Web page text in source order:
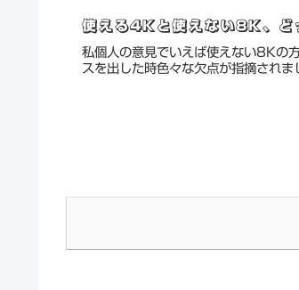
使える4Kと使えない8K、ど
私個人の意見でいえば使えない8Kの
スを出した時色々な欠点が指摘されま